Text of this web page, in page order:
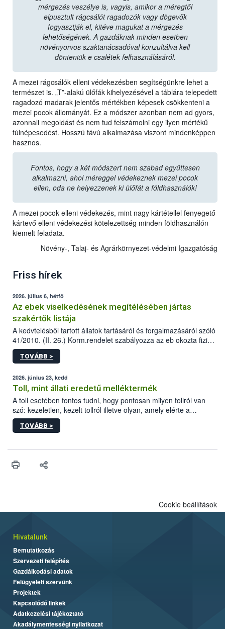
mérgezés veszélye is, vagyis, amikor a méregtől
elpusztult rágcsálót ragadozók vagy dögevők
fogyasztják el, kitéve magukat a mérgezés
lehetőségének. A gazdáknak minden esetben
növényorvos szaktanácsadóval konzultálva kell
dönteniük e csalétek felhasználásáról.
A mezei rágcsálók elleni védekezésben segítségünkre lehet a
természet is. „T”-alakú ülőfák kihelyezésével a táblára telepedett
ragadozó madarak jelentős mértékben képesek csökkenteni a
mezei pocok állományát. Ez a módszer azonban nem ad gyors,
azonnali megoldást és nem tud felszámolni egy ilyen mértékű
túlnépesedést. Hosszú távú alkalmazása viszont mindenképpen
hasznos.
Fontos, hogy a két módszert nem szabad együttesen
alkalmazni, ahol méreggel védekeznek mezei pocok
ellen, oda ne helyezzenek ki ülőfát a földhasználók!
A mezei pocok elleni védekezés, mint nagy kártétellel fenyegető
kártevő elleni védekezési kötelezettség minden földhasználón
kiemelt feladata.
Növény-, Talaj- és Agrárkörnyezet-védelmi Igazgatóság
Friss hírek
2026. július 6, hétfő
Az ebek viselkedésének megítélésében jártas
szakértők listája
A kedvtelésből tartott állatok tartásáról és forgalmazásáról szóló
41/2010. (II. 26.) Korm.rendelet szabályozza az eb okozta fizikai
sérülés, illetve ennek veszélye keletkezésekor felmerülő
hatósági feladatokat, valamint a veszélyes eb tartását és annak
vonni az ebek viselkedésének megítélésében jártas szakértőt.
TOVÁBB >
2026. június 23, kedd
Toll, mint állati eredetű melléktermék
A toll esetében fontos tudni, hogy pontosan milyen tollról van
szó: kezeletlen, kezelt tollról illetve olyan, amely elérte a
„végpontját”.
TOVÁBB >
Cookie beállítások
Hivatalunk
Bemutatkozás
Szervezeti felépítés
Gazdálkodási adatok
Felügyeleti szervünk
Projektek
Kapcsolódó linkek
Adatkezelési tájékoztató
Akadálymentességi nyilatkozat